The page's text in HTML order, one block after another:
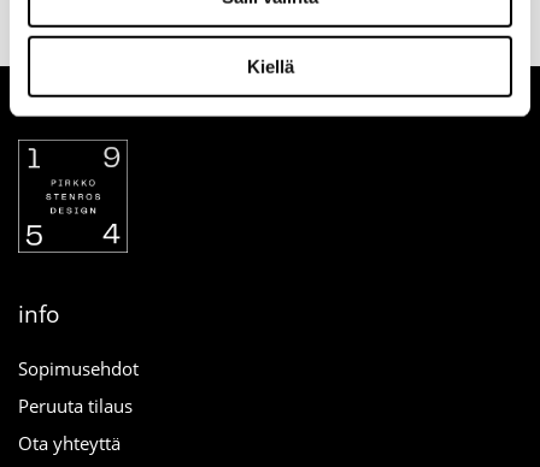
Kiellä
yhteydessä
verkosta
info
Sopimusehdot
Peruuta tilaus
Ota yhteyttä